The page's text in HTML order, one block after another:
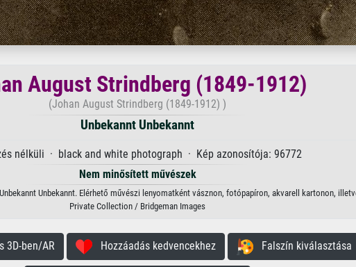
August Strindberg (1849-1912)
(Johan August Strindberg (1849-1912) )
Unbekannt Unbekannt
nélküli · black and white photograph · Kép azonosítója: 96772
Nem minősített művészek
Unbekannt. Elérhető művészi lenyomatként vásznon, fotópapíron, akvarell kartonon,
Private Collection / Bridgeman Images
3D-ben/AR Hozzáadás kedvencekhez Falszín kiválasztása